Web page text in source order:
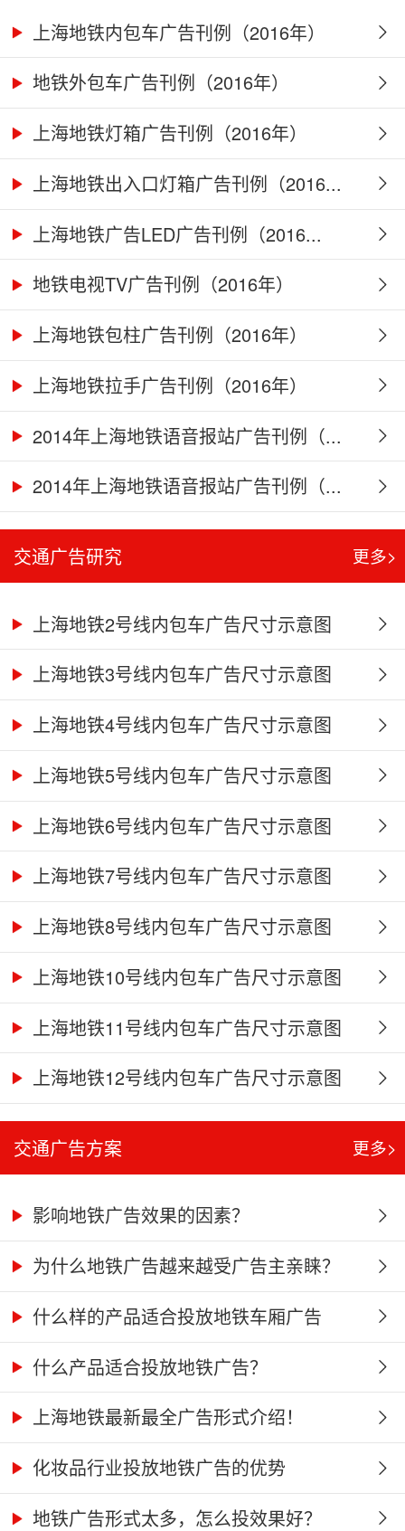
上海地铁内包车广告刊例（2016年）
地铁外包车广告刊例（2016年）
上海地铁灯箱广告刊例（2016年）
上海地铁出入口灯箱广告刊例（2016...
上海地铁广告LED广告刊例（2016...
地铁电视TV广告刊例（2016年）
上海地铁包柱广告刊例（2016年）
上海地铁拉手广告刊例（2016年）
2014年上海地铁语音报站广告刊例（...
2014年上海地铁语音报站广告刊例（...
交通广告研究 更多>
上海地铁2号线内包车广告尺寸示意图
上海地铁3号线内包车广告尺寸示意图
上海地铁4号线内包车广告尺寸示意图
上海地铁5号线内包车广告尺寸示意图
上海地铁6号线内包车广告尺寸示意图
上海地铁7号线内包车广告尺寸示意图
上海地铁8号线内包车广告尺寸示意图
上海地铁10号线内包车广告尺寸示意图
上海地铁11号线内包车广告尺寸示意图
上海地铁12号线内包车广告尺寸示意图
交通广告方案 更多>
影响地铁广告效果的因素？
为什么地铁广告越来越受广告主亲睐？
什么样的产品适合投放地铁车厢广告
什么产品适合投放地铁广告？
上海地铁最新最全广告形式介绍！
化妆品行业投放地铁广告的优势
地铁广告形式太多，怎么投效果好？